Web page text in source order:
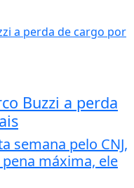
Buzzi a perda
semana pelo CNJ,
máxima, ele